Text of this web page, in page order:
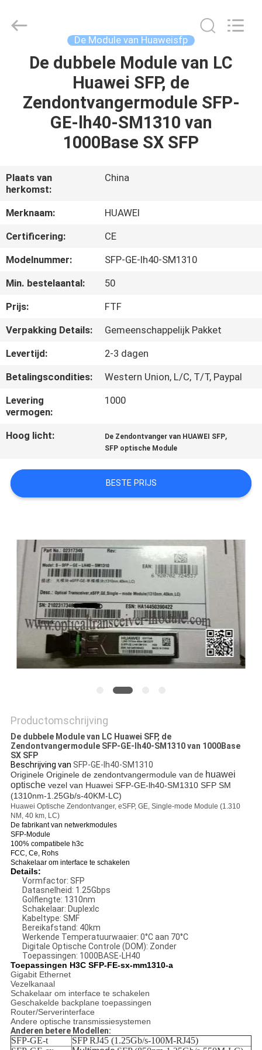
HUIS
PRODUCTEN
OVER
ONS
FABRIEKSTOCHT
KWALITEITSCONTROLE
NEEM
CONTACT
MET
OP
NIEUWS
SITEMAP
PRIVACYBELEID
Ltd..
De Module van Huaweisfp
De dubbele Module van LC
Huawei SFP, de
Zendontvangermodule SFP-
GE-lh40-SM1310 van
1000Base SX SFP
Plaats van
herkomst:
China
Merknaam:
HUAWEI
Certificering:
CE
Modelnummer:
SFP-GE-lh40-SM1310
Min. bestelaantal:
50
Prijs:
FTF
Verpakking Details:
Gemeenschappelijk Pakket
Levertijd:
2-3 dagen
Betalingscondities:
Western Union, L/C, T/T, Paypal
Levering
vermogen:
1000
Hoog licht: De Zendontvanger van HUAWEI SFP,
SFP optische Module
BESTE PRIJS
Productomschrijving
De dubbele Module van LC Huawei SFP, de
Zendontvangermodule SFP-GE-lh40-SM1310 van 1000Base
SX SFP
Beschrijving van SFP-GE-lh40-SM1310
Originele Originele dezendontvangermodule van de huawei
optische vezel van Huawei SFP-GE-lh40-SM1310SFP SM
(1310nm-1.25Gb/s-40KM-LC)
Huawei Optische Zendontvanger, eSFP, GE, Single-mode Module (1.310
NM, 40 km, LC)
De fabrikant van netwerkmodules
SFP-Module
100% compatibele h3c
FCC, Ce, Rohs
Schakelaar om interface te schakelen
Details:
Vormfactor: SFP
Datasnelheid: 1.25Gbps
Golflengte: 1310nm
Schakelaar: Duplexlc
Kabeltype: SMF
Bereikafstand: 40km
Werkende Temperatuurwaaier: 0°C aan 70°C
Digitale Optische Controle (DOM): Zonder
Toepassingen: 1000BASE-LH40
Toepassingen H3C SFP-FE-sx-mm1310-a
Gigabit Ethernet
Vezelkanaal
Schakelaar om interface te schakelen
Geschakelde backplane toepassingen
Router/Serverinterface
Andere optische transmissiesystemen
Anderen betere Modellen:
SFP-GE-t SFPRJ45 (1.25Gb/s-100M-RJ45)